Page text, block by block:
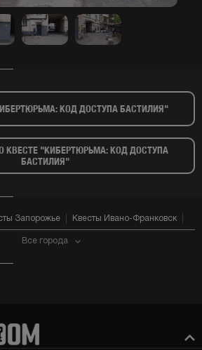
КОД ДОСТУПА БАСТИЛИЯ"​
КВЕСТЕ "КИБЕРТЮРЬМА: КОД ДОСТУПА
БАСТИЛИЯ"​
Запорожье Квесты Ивано-Франковск
Все города